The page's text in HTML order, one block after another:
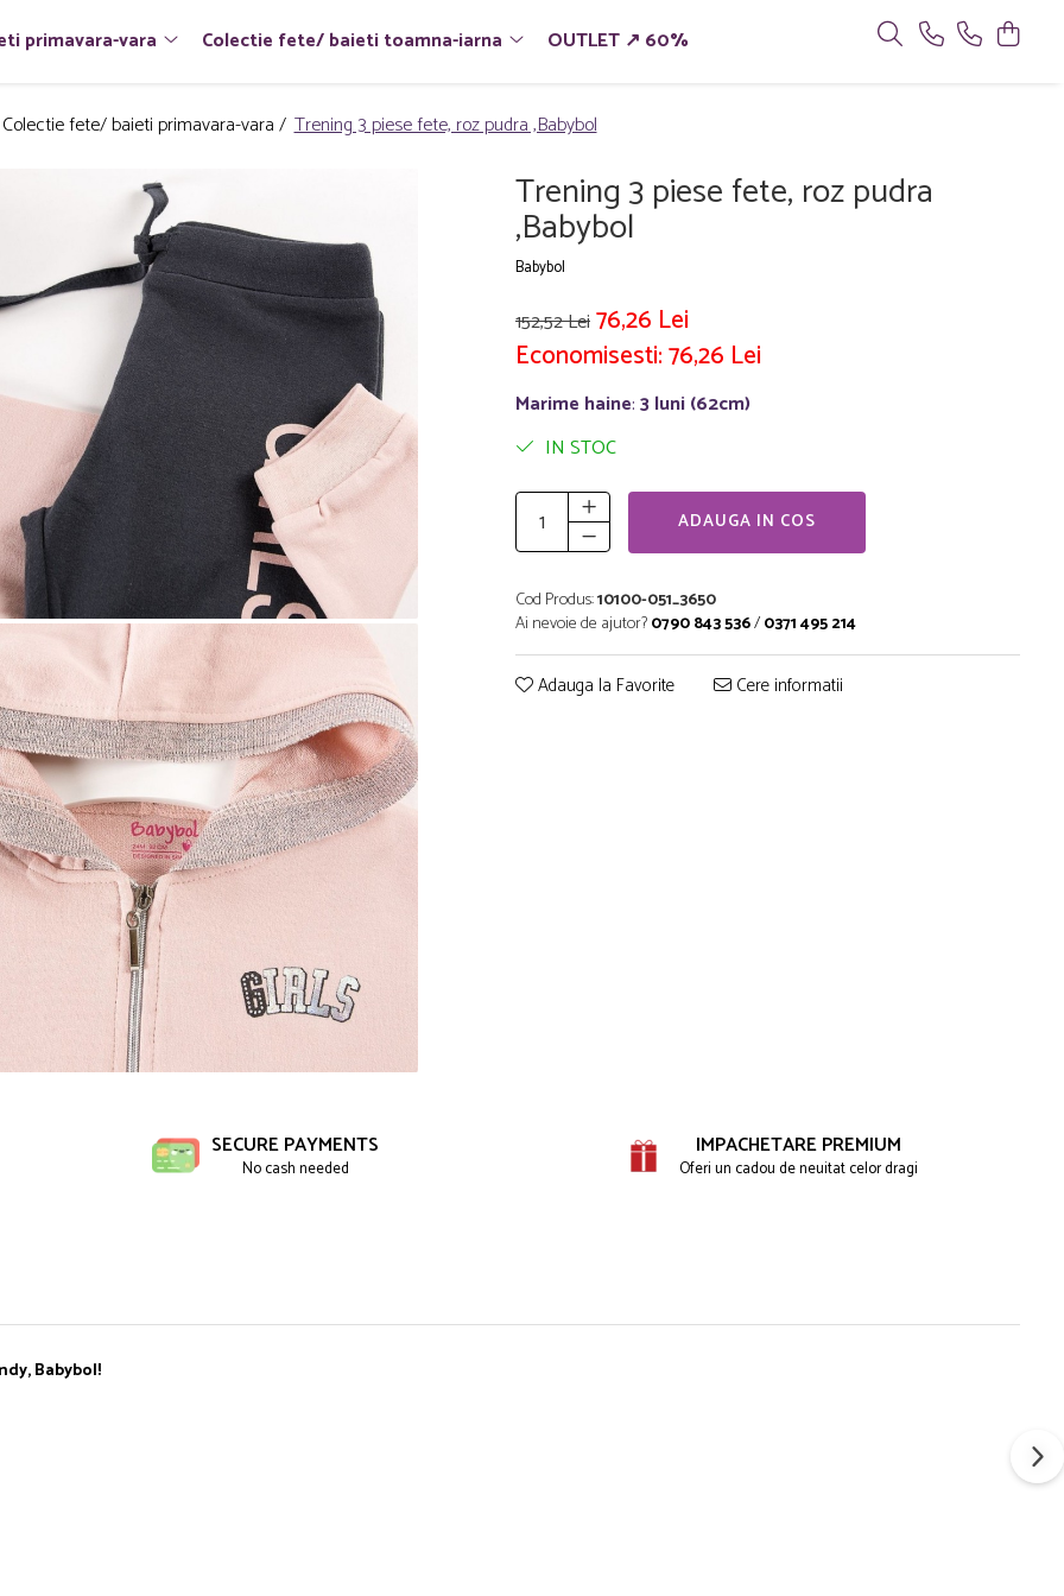
primavara-vara Colectie fete/ baieti toamna-iarna OUTLET ↗ 60%
Colectie fete/ baieti primavara-vara / Trening 3 piese fete, roz pudra ,Babybol
Trening 3 piese fete, roz pudra
,Babybol
Babybol
152,52 Lei76,26 Lei
Economisesti:76,26 Lei
Marime haine:3 luni (62cm)
IN STOC
ADAUGA IN COS
Cod Produs:10100-051_3650
Ai nevoie de ajutor?0790 843 536/0371 495 214
Adauga la Favorite Cere informatii
SECURE PAYMENTS
No cash needed
IMPACHETARE PREMIUM
Oferi un cadou de neuitat celor dragi
Babybol!